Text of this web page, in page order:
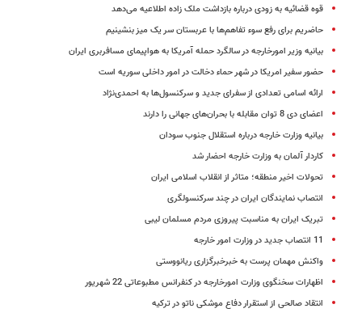
قوه قضائیه به زودی درباره بازداشت ملک زاده اطلاعیه می‌دهد
حاضریم برای رفع سوء تفاهم‌ها با عربستان سر یک میز بنشینیم
بیانیه وزیر امورخارجه در سالگرد حمله آمریکا به هواپیمای مسافربری ایران
حضور سفیر امریکا در شهر حماء دخالت در امور داخلی سوریه است
ارائه اسامى تعدادى از سفراى جدید و سرکنسول‌ها به احمدی‌نژاد
اعضای دی 8 توان مقابله با بحران‌های جهانی را دارند
بیانیه وزارت خارجه درباره استقلال جنوب سودان
کاردار آلمان به وزارت خارجه احضار شد
تحولات اخیر منطقه؛ متاثر از انقلاب اسلامی ایران
انتصاب نمایندگان ایران در چند سرکنسولگری‌
تبریک ایران به مناسبت پیروزی مردم مسلمان لیبی
11 انتصاب جدید در وزارت امور خارجه
واکنش مهمان پرست به خبرخبرگزاری ریانووستی
اظهارات سخنگوی وزارت امورخارجه در کنفرانس مطبوعاتی 22 شهریور
انتقاد صالحی از استقرار دفاع موشکی ناتو در ترکیه